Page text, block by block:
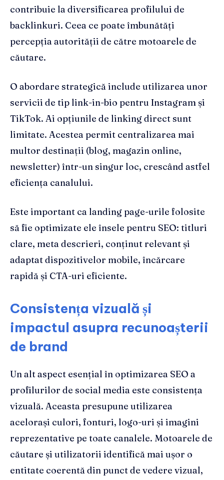
contribuie la diversificarea profilului de
backlinkuri. Ceea ce poate îmbunătăți
percepția autorității de către motoarele de
căutare.
O abordare strategică include utilizarea unor
servicii de tip link-in-bio pentru Instagram și
TikTok. Ai opțiunile de linking direct sunt
limitate. Acestea permit centralizarea mai
multor destinații (blog, magazin online,
newsletter) într-un singur loc, crescând astfel
eficiența canalului.
Este important ca landing page-urile folosite
să fie optimizate ele însele pentru SEO: titluri
clare, meta descrieri, conținut relevant și
adaptat dispozitivelor mobile, încărcare
rapidă și CTA-uri eficiente.
Consistența vizuală și
impactul asupra recunoașterii
de brand
Un alt aspect esențial în optimizarea SEO a
profilurilor de social media este consistența
vizuală. Aceasta presupune utilizarea
acelorași culori, fonturi, logo-uri și imagini
reprezentative pe toate canalele. Motoarele de
căutare și utilizatorii identifică mai ușor o
entitate coerentă din punct de vedere vizual,